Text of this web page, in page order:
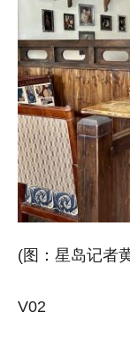
(图：星岛记者
V02